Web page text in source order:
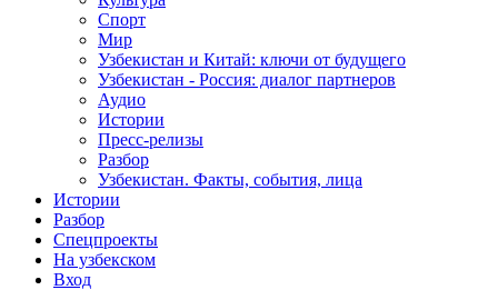
Спорт
Мир
Узбекистан и Китай: ключи от будущего
Узбекистан - Россия: диалог партнеров
Аудио
Истории
Пресс-релизы
Разбор
Узбекистан. Факты, события, лица
Истории
Разбор
Спецпроекты
На узбекском
Вход